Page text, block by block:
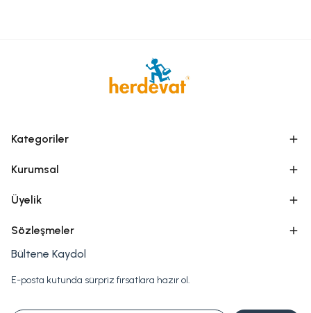
Kategoriler
Kurumsal
Üyelik
Sözleşmeler
Bültene Kaydol
E-posta kutunda sürpriz fırsatlara hazır ol.